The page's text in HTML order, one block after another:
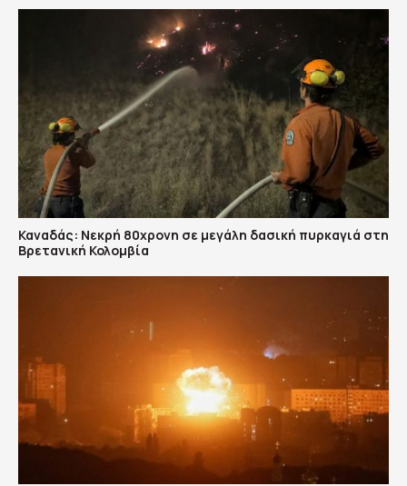
Καναδάς: Nεκρή 80χρονη σε μεγάλη δασική πυρκαγιά στη
Βρετανική Κολομβία